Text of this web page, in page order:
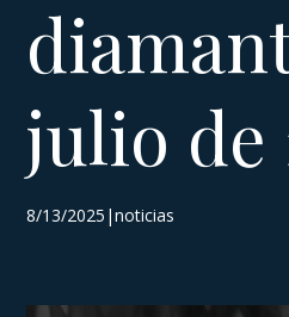
julio de
8/13/2025|noticias